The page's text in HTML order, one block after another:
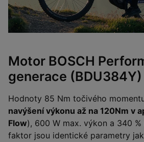
Motor BOSCH
generace (BDU384Y)
Hodnoty 85 Nm točivého
navýšení výkonu až na 120Nm v
Flow), 600 W max. výkon a 340
faktor jsou identické parametry